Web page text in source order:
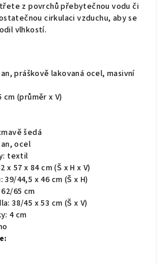
z povrchů přebytečnou vodu či
cirkulaci vzduchu, aby se
vlhkostí.
práškově lakovaná ocel, masivní
cm (průměr x V)
šedá
ocel
textil
x 57 x 84 cm (Š x H x V)
44,5 x 46 cm (Š x H)
65 cm
38/45 x 53 cm (Š x V)
4 cm